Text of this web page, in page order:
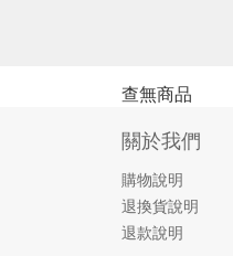
查無商品
關於我們
購物說明
退換貨說明
退款說明